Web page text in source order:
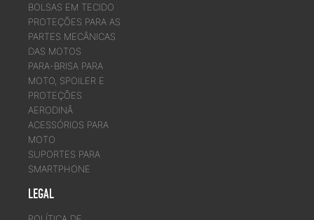
BOLSAS EM TECIDO
PROTEÇÕES PARA AS
PARTES MECÂNICAS
DAS MOTOS
PARA-BRISA PARA
MOTO, SPOILER E
PROTEÇÕES
AERODINÂ
ACESSÓRIOS PARA
MOTO
SUPORTES PARA
SMARTPHONE
LEGAL